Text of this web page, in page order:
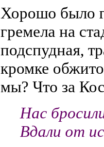
Хорошо было
гремела на
подспудная,
кромке
мы? Что за
Нас
Вдали от